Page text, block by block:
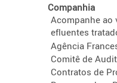
Companhia
Acompanhe ao
efluentes
Agência
Comitê de
Contratos de